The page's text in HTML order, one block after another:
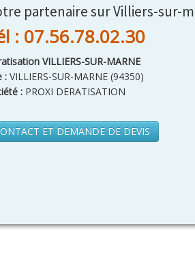
partenaire sur Villiers-sur-
: 07.56.78.02.30
VILLIERS-SUR-MARNE
: VILLIERS-SUR-MARNE (94350)
: PROXI DERATISATION
ET DEMANDE DE DEVIS